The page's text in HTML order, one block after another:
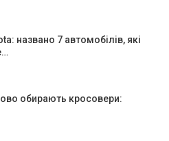
названо 7 автомобілів, які
обирають кросовери: